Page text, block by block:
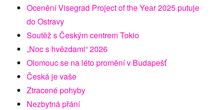
Ocenění Visegrad Project of the Year 2025 putuje
do Ostravy
Soutěž s Českým centrem Tokio
„Noc s hvězdami“ 2026
Olomouc se na léto promění v Budapešť
Česká je vaše
Ztracené pohyby
Nezbytná přání